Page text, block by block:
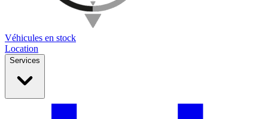
Véhicules en stock
Location
Services